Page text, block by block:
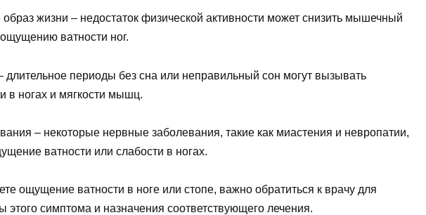
жизни – недостаток физической активности может снизить мышечный
ватности ног.
периоды без сна или неправильный сон могут вызывать
в ногах и мягкости мышц.
– некоторые нервные заболевания, такие как миастения и невропатии,
ватности или слабости в ногах.
ощущение ватности в ноге или стопе, важно обратиться к врачу для
этого симптома и назначения соответствующего лечения.